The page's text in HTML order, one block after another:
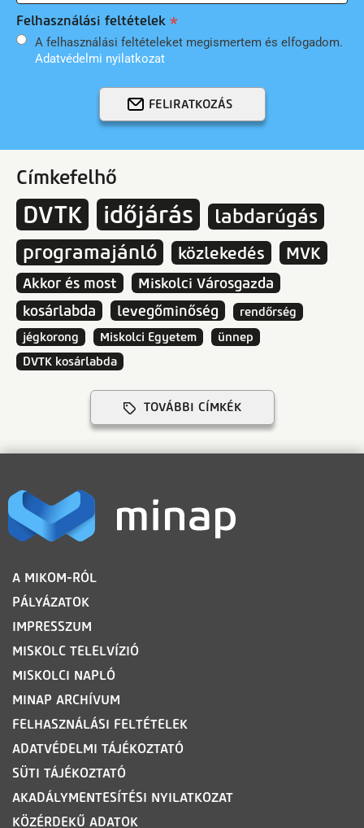
Felhasználási feltételek
A felhasználási feltételeket megismertem és elfogadom.
Adatvédelmi nyilatkozat
FELIRATKOZÁS
Címkefelhő
DVTK időjárás
labdarúgás
programajánló
közlekedés MVK
Akkor és most
Miskolci Városgazda
kosárlabda
levegőminőség
rendőrség
jégkorong
Miskolci Egyetem
ünnep
DVTK kosárlabda
TOVÁBBI CÍMKÉK
LÁBLÉC
A MIKOM-RÓL
PÁLYÁZATOK
IMPRESSZUM
MISKOLC TELELVÍZIÓ
MISKOLCI NAPLÓ
MINAP ARCHÍVUM
FELHASZNÁLÁSI FELTÉTELEK
ADATVÉDELMI TÁJÉKOZTATÓ
SÜTI TÁJÉKOZTATÓ
AKADÁLYMENTESÍTÉSI NYILATKOZAT
KÖZÉRDEKŰ ADATOK